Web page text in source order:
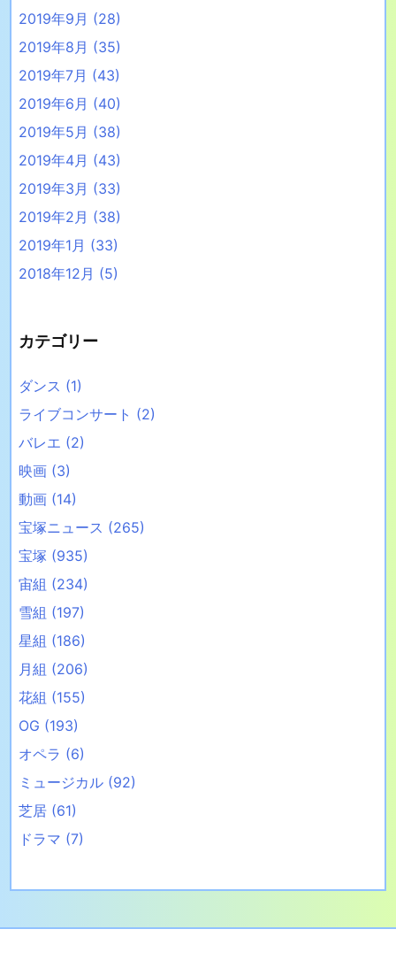
2019年9月 (28)
2019年8月 (35)
2019年7月 (43)
2019年6月 (40)
2019年5月 (38)
2019年4月 (43)
2019年3月 (33)
2019年2月 (38)
2019年1月 (33)
2018年12月 (5)
カテゴリー
ダンス (1)
ライブコンサート (2)
バレエ (2)
映画 (3)
動画 (14)
宝塚ニュース (265)
宝塚 (935)
宙組 (234)
雪組 (197)
星組 (186)
月組 (206)
花組 (155)
OG (193)
オペラ (6)
ミュージカル (92)
芝居 (61)
ドラマ (7)